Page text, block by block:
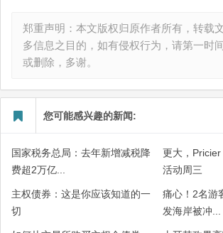
郑重声明：本文版权归原作者所有，转载
多信息之目的，如有侵权行为，请第一时
或删除，多谢。
您可能感兴趣的新闻:
国家税务总局：去年新增减税降
费超2万亿...
更大，
活动周三
主权债券：这是你应该知道的一
切
痛心！2名游
发海岸被冲...